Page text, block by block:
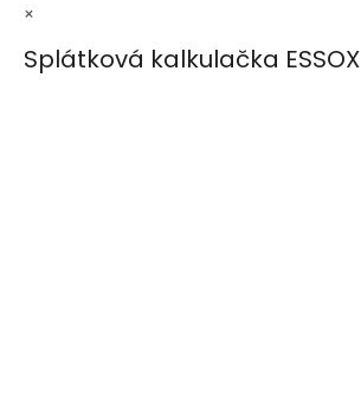
×
Splátková kalkulačka ESSOX